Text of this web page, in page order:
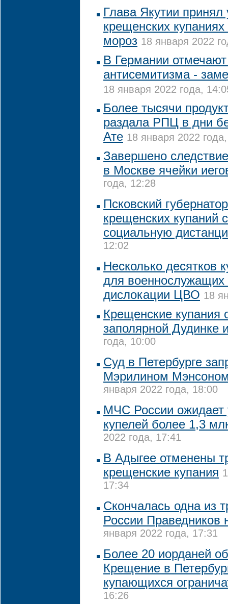
Глава Якутии принял
крещенских
мороз 18 января 2022
В Германии отмечают
антисемитизма -
18 января 2022 года,
Более тысячи
раздала РПЦ в дни
Ате 18 января 2022
Завершено
в Москве ячейки
года, 12:28
Псковский
крещенских купаний
социальную
12:02
Несколько десятков
для военнослужащих
дислокации ЦВО 18
Крещенские купания
заполярной Дудинке
года, 10:00
Суд в Петербурге
Мэрилином
января 2022 года, 18:00
МЧС России ожидает
купелей более 1,3
2022 года, 17:41
В Адыгее отменены
крещенские купания
17:34
Скончалась одна из
России Праведников
января 2022 года, 17:31
Более 20 иорданей
Крещение в
купающихся
16:26